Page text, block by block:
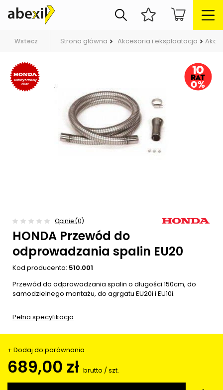
Wstecz Strona główna Akcesoria i eksploatacja
Opinie (0)
HONDA Przewód do
odprowadzania spalin EU20
Kod producenta: 510.001
Przewód do odprowadzania spalin o długości 150cm, do
samodzielnego montażu, do agrgatu EU20i i EU10i.
Pełna specyfikacja
+ Dodaj do porównania
689,00 zł brutto /szt.